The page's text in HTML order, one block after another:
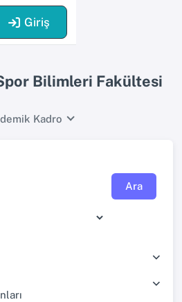
Giriş
Bilimleri Fakültesi
Kadro
Ara